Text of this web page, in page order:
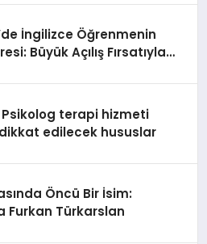
İngilizce Öğrenmenin
Büyük Açılış Fırsatıyla
terapi hizmeti
edilecek hususlar
Öncü Bir İsim:
Furkan Türkarslan